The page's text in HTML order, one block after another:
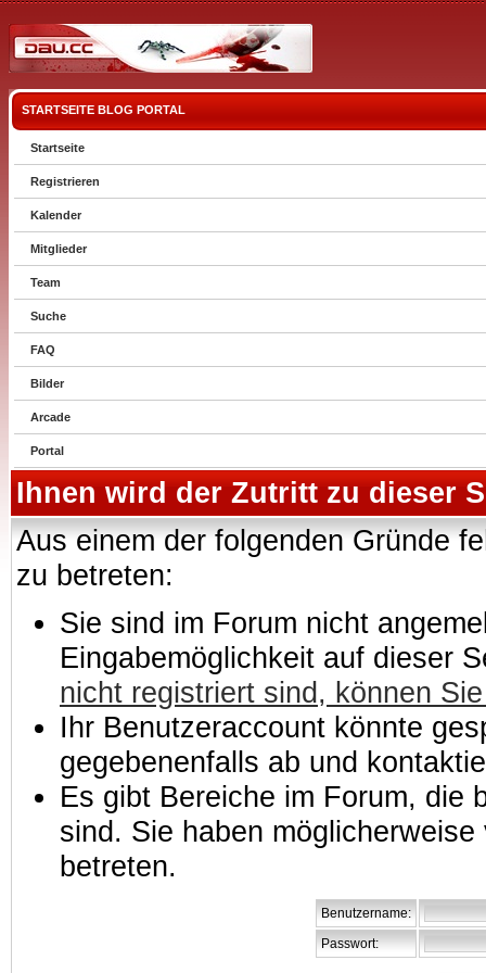
STARTSEITE BLOG PORTAL
Startseite
Registrieren
Kalender
Mitglieder
Team
Suche
FAQ
Bilder
Arcade
Portal
Ihnen wird der Zutritt zu dieser
Aus einem der folgenden Gründe
zu betreten:
Sie sind im Forum nicht
Eingabemöglichkeit auf dieser
nicht registriert sind, können
Ihr Benutzeraccount könnte
gegebenenfalls ab und
Es gibt Bereiche im Forum, die
sind. Sie haben
betreten.
Benutzername:
Passwort: